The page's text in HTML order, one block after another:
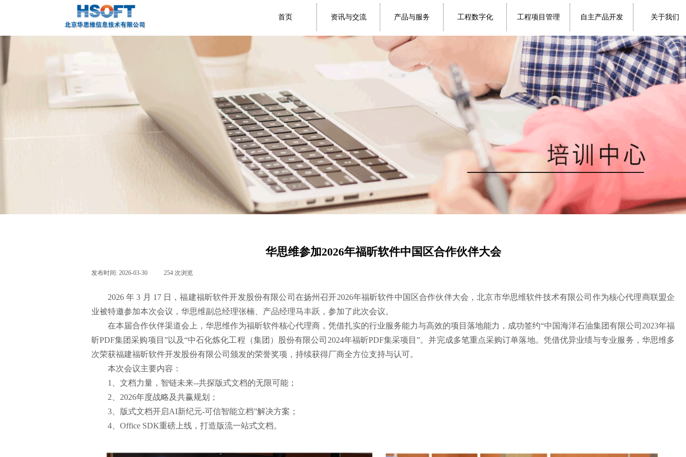
首页 资讯与交流 产品与服务 工程数字化 工程项目管理 自主产品开发 关于我们
华思维参加2026年福昕软件中国区合作伙伴大会
发布时间: 2026-03-30 254 次浏览
2026 年 3 月 17 日，福建福昕软件开发股份有限公司在扬州召开2026年福昕软件中国区合作伙伴大会，北京市华思维软件技术有限公司作为核心代理商联盟企
业被特邀参加本次会议，华思维副总经理张楠、产品经理马丰跃，参加了此次会议。
在本届合作伙伴渠道会上，华思维作为福昕软件核心代理商，凭借扎实的行业服务能力与高效的项目落地能力，成功签约“中国海洋石油集团有限公司2023年福
昕PDF集团采购项目”以及“中石化炼化工程（集团）股份有限公司2024年福昕PDF集采项目”。并完成多笔重点采购订单落地。凭借优异业绩与专业服务，华思维多
次荣获福建福昕软件开发股份有限公司颁发的荣誉奖项，持续获得厂商全方位支持与认可。
本次会议主要内容：
1、文档力量，智链未来--共探版式文档的无限可能；
2、2026年度战略及共赢规划；
3、版式文档开启AI新纪元-可信智能立档”解决方案；
4、Office SDK重磅上线，打造版流一站式文档。